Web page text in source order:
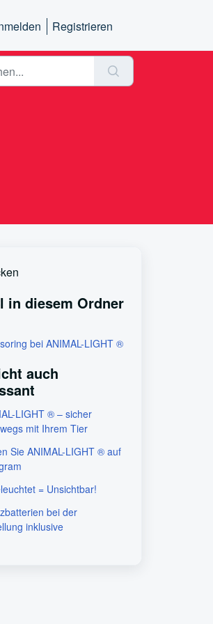
Registrieren
in diesem Ordner
bei ANIMAL-LIGHT ®
auch
LIGHT ® – sicher
mit Ihrem Tier
Sie ANIMAL-LIGHT ® auf
= Unsichtbar!
bei der
inklusive